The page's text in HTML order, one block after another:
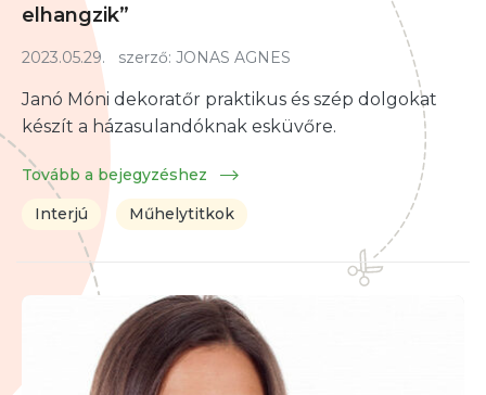
elhangzik”
2023.05.29. szerző: JONAS AGNES
Janó Móni dekoratőr praktikus és szép dolgokat
készít a házasulandóknak esküvőre.
Tovább a bejegyzéshez
Interjú
Műhelytitkok